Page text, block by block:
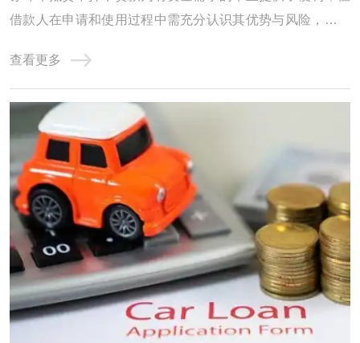
借款人在申请和使用过程中需充分认识其优势与风险，谨慎
时代发展，由于快节奏加上经济不景气，资金周转已经是大
多数人头疼的问题，亲戚朋友同事张不开口，抵押房产又大
费周章，用汽车抵押贷款已经是很多人的选 ...
查看更多